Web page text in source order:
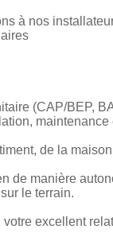
à nos
(CAP/BEP,
de la
de manière
le terrain.
excellent